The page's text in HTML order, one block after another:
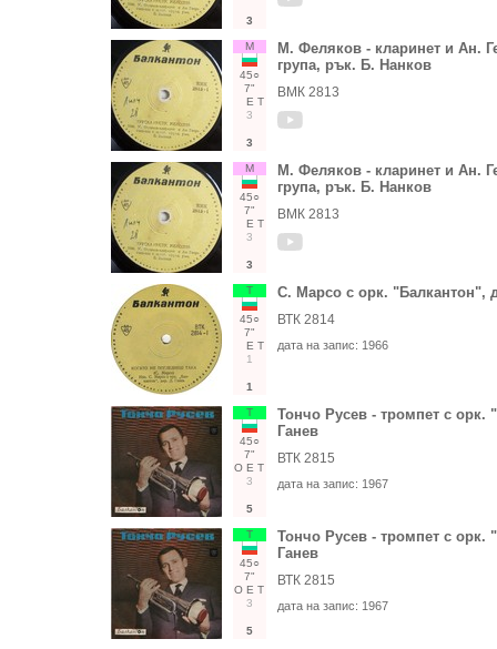
3
М
45○
7"
Е Т
3
3
М. Феляков - кларинет и Ан.
група, рък. Б. Нанков
ВМК 2813
М
45○
7"
Е Т
3
3
М. Феляков - кларинет и Ан.
група, рък. Б. Нанков
ВМК 2813
Т
45○
7"
Е Т
1
1
С. Марсо с орк. "Балкантон",
ВТК 2814
дата на запис: 1966
Т
45○
7"
О Е Т
3
5
Тончо Русев - тромпет с орк.
Ганев
ВТК 2815
дата на запис: 1967
Т
45○
7"
О Е Т
3
5
Тончо Русев - тромпет с орк.
Ганев
ВТК 2815
дата на запис: 1967